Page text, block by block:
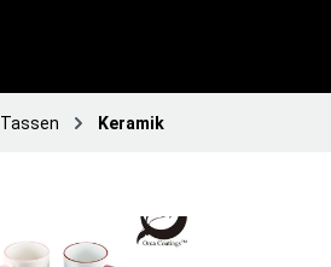
Tassen Keramik